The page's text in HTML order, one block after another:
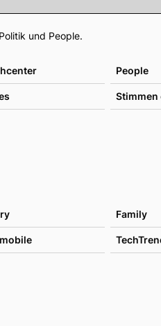
und People.
People
Stimmen
Family